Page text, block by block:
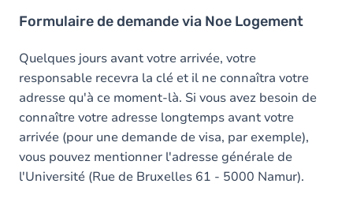
Formulaire de demande via Noe Logement
Quelques jours avant votre arrivée, votre
responsable recevra la clé et il ne connaîtra votre
adresse qu'à ce moment-là. Si vous avez besoin de
connaître votre adresse longtemps avant votre
arrivée (pour une demande de visa, par exemple),
vous pouvez mentionner l'adresse générale de
l'Université (Rue de Bruxelles 61 - 5000 Namur).